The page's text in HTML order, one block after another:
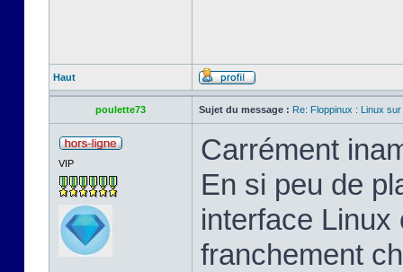
Haut
poulette73 Sujet du message : Re: Floppinux : Linux
VIP
Carrément
En si peu de
interface Linux
franchement